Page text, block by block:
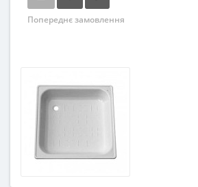
Попереднє замовлення